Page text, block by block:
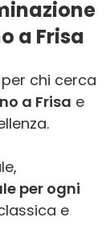
a Frisa
per chi cerca
a Frisa e
per ogni
e